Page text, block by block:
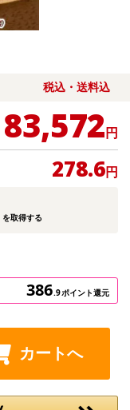
税込・送料込
83,572円
278.6円
を取得する
386.9ポイント還元
カートへ